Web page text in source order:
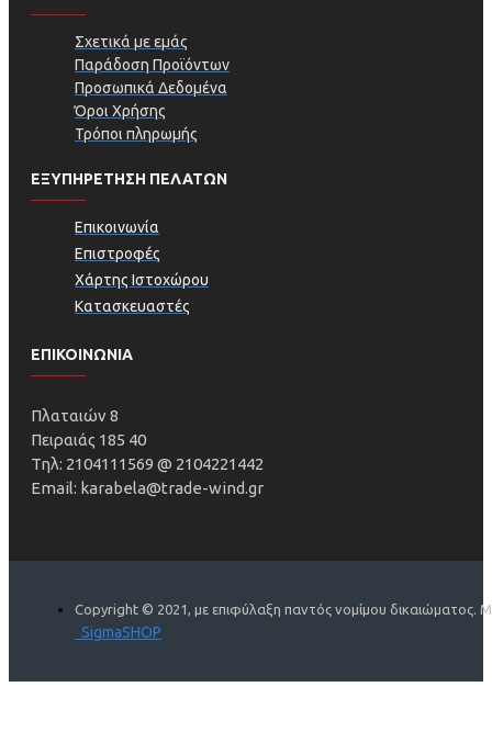
Σχετικά με εμάς
Παράδοση Προϊόντων
Προσωπικά Δεδομένα
Όροι Χρήσης
Τρόποι πληρωμής
ΕΞΥΠΗΡΕΤΗΣΗ ΠΕΛΑΤΩΝ
Επικοινωνία
Επιστροφές
Χάρτης Ιστοχώρου
Κατασκευαστές
ΕΠΙΚΟΙΝΩΝΙΑ
Πλαταιών 8
Πειραιάς 185 40
Τηλ: 2104111569 @ 2104221442
Email: karabela@trade-wind.gr
Copyright © 2021, με επιφύλαξη παντός νομίμου δικαιώματος.
SigmaSHOP